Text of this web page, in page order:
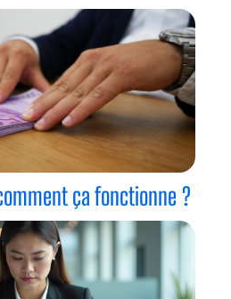
ça fonctionne ?